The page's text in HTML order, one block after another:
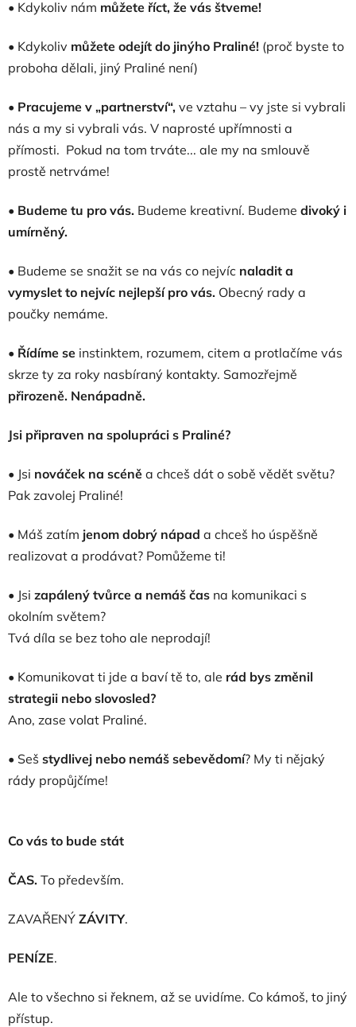
• Kdykoliv nám můžete říct, že vás štveme!
• Kdykoliv můžete odejít do jinýho Praliné! (proč byste to
proboha dělali, jiný Praliné není)
• Pracujeme v „partnerství“, ve vztahu – vy jste si vybrali
nás a my si vybrali vás. V naprosté upřímnosti a
přímosti. Pokud na tom trváte... ale my na smlouvě
prostě netrváme!
• Budeme tu pro vás. Budeme kreativní. Budeme divoký i
umírněný.
• Budeme se snažit se na vás co nejvíc naladit a
vymyslet to nejvíc nejlepší pro vás. Obecný rady a
poučky nemáme.
• Řídíme se instinktem, rozumem, citem a protlačíme vás
skrze ty za roky nasbíraný kontakty. Samozřejmě
přirozeně. Nenápadně.
Jsi připraven na spolupráci s Praliné?
• Jsi nováček na scéně a chceš dát o sobě vědět světu?
Pak zavolej Praliné!
• Máš zatím jenom dobrý nápad a chceš ho úspěšně
realizovat a prodávat? Pomůžeme ti!
• Jsi zapálený tvůrce a nemáš čas na komunikaci s
okolním světem?
Tvá díla se bez toho ale neprodají!
• Komunikovat ti jde a baví tě to, ale rád bys změnil
strategii nebo slovosled?
Ano, zase volat Praliné.
• Seš stydlivej nebo nemáš sebevědomí? My ti nějaký
rády propůjčíme!
Co vás to bude stát
ČAS. To především.
ZAVAŘENÝ ZÁVITY.
PENÍZE.
Ale to všechno si řeknem, až se uvidíme. Co kámoš, to jiný
přístup.